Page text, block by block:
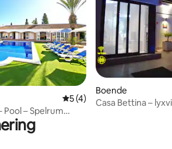
omdömen
5 av 5 i genomsnittligt
5 (4)
Pool – Spelrum
Boende
Casa Bettina –